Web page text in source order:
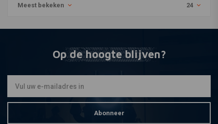
Meest bekeken 24
Op de hoogte blijven?
Abonneer